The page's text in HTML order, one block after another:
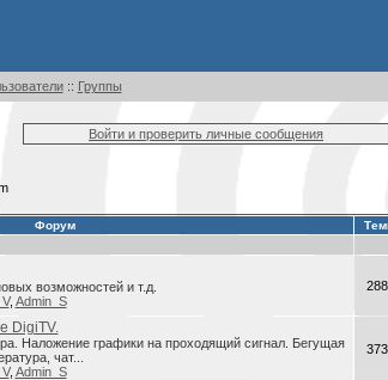
:: Группы
Войти и проверить личные сообщения
Форум
возможностей и т.д.
, Admin_S
DigiTV.
Наложение графики на проходящий сигнал. Бегущая
чат...
, Admin_S